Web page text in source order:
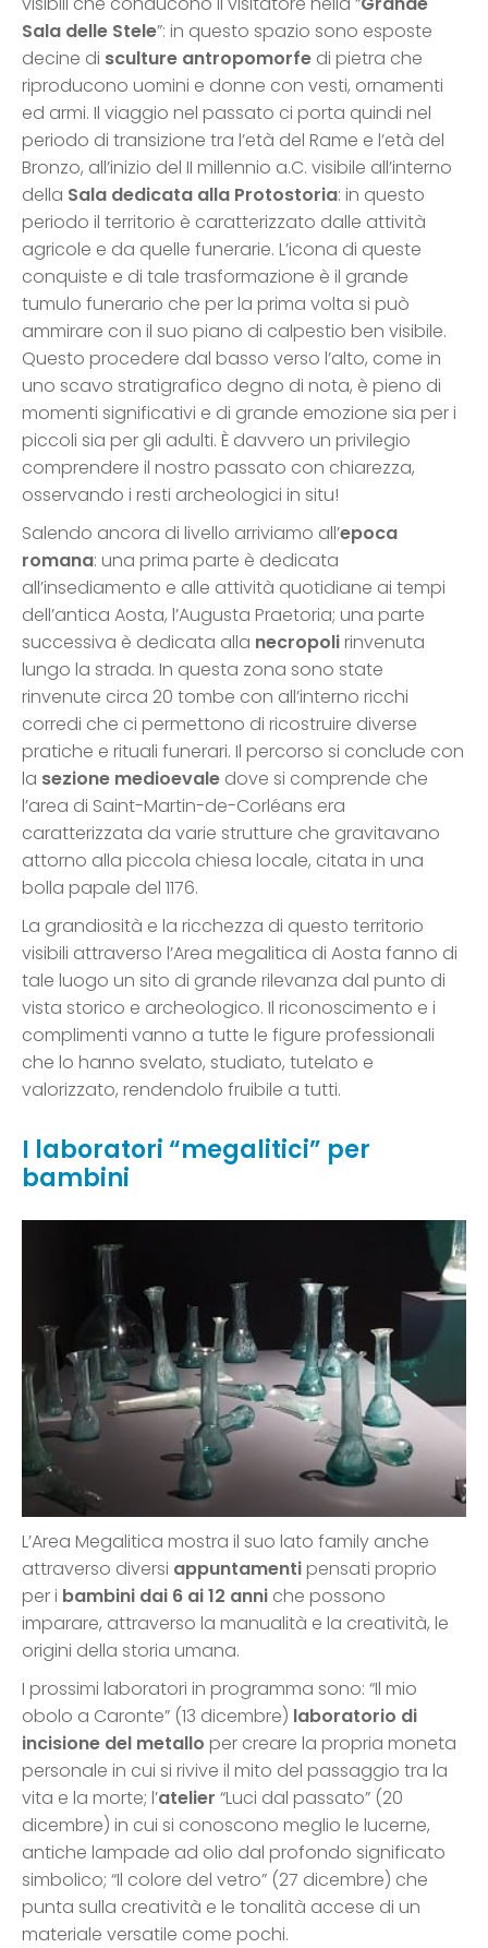
Sala delle Stele”: in questo spazio sono esposte
decine di sculture antropomorfe di pietra che
riproducono uomini e donne con vesti, ornamenti
ed armi. Il viaggio nel passato ci porta quindi nel
periodo di transizione tra l’età del Rame e l’età del
Bronzo, all’inizio del II millennio a.C. visibile all’interno
della Sala dedicata alla Protostoria: in questo
periodo il territorio è caratterizzato dalle attività
agricole e da quelle funerarie. L’icona di queste
conquiste e di tale trasformazione è il grande
tumulo funerario che per la prima volta si può
ammirare con il suo piano di calpestio ben visibile.
Questo procedere dal basso verso l’alto, come in
uno scavo stratigrafico degno di nota, è pieno di
momenti significativi e di grande emozione sia per i
piccoli sia per gli adulti. È davvero un privilegio
comprendere il nostro passato con chiarezza,
osservando i resti archeologici in situ!
Salendo ancora di livello arriviamo all’epoca
romana: una prima parte è dedicata
all’insediamento e alle attività quotidiane ai tempi
dell’antica Aosta, l’Augusta Praetoria; una parte
successiva è dedicata alla necropolirinvenuta
lungo la strada. In questa zona sono state
rinvenute circa 20 tombe con all’interno ricchi
corredi che ci permettono di ricostruire diverse
pratiche e rituali funerari. Il percorso si conclude con
la sezione medioevale dove si comprende che
l’area di Saint-Martin-de-Corléans era
caratterizzata da varie strutture che gravitavano
attorno alla piccola chiesa locale, citata in una
bolla papale del 1176.
La grandiosità e la ricchezza di questo territorio
visibili attraverso l’Area megalitica di Aosta fanno di
tale luogo un sito di grande rilevanza dal punto di
vista storico e archeologico. Il riconoscimento e i
complimenti vanno a tutte le figure professionali
che lo hanno svelato, studiato, tutelato e
valorizzato, rendendolo fruibile a tutti.
I laboratori “megalitici” per
bambini
L’Area Megalitica mostra il suo lato family anche
attraverso diversi appuntamentipensati proprio
per i bambini dai 6 ai 12 anni che possono
imparare, attraverso la manualità e la creatività, le
origini della storia umana.
I prossimi laboratori in programma sono: “Il mio
obolo a Caronte” (13 dicembre) laboratorio di
incisione del metallo per creare la propria moneta
personale in cui si rivive il mito del passaggio tra la
vita e la morte; l’atelier “Luci dal passato” (20
dicembre) in cui si conoscono meglio le lucerne,
antiche lampade ad olio dal profondo significato
simbolico; “Il colore del vetro” (27 dicembre) che
punta sulla creatività e le tonalità accese di un
materiale versatile come pochi.